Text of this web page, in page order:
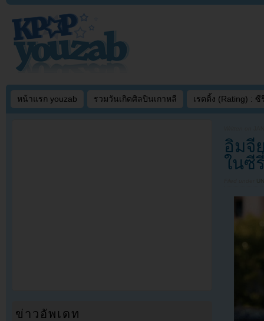
หน้าแรก youzab รวมวันเกิดศิลปินเกาหลี เรตติ้ง (Rating) : ซี
อิมจี
ในซี
ข่าวอัพเดท